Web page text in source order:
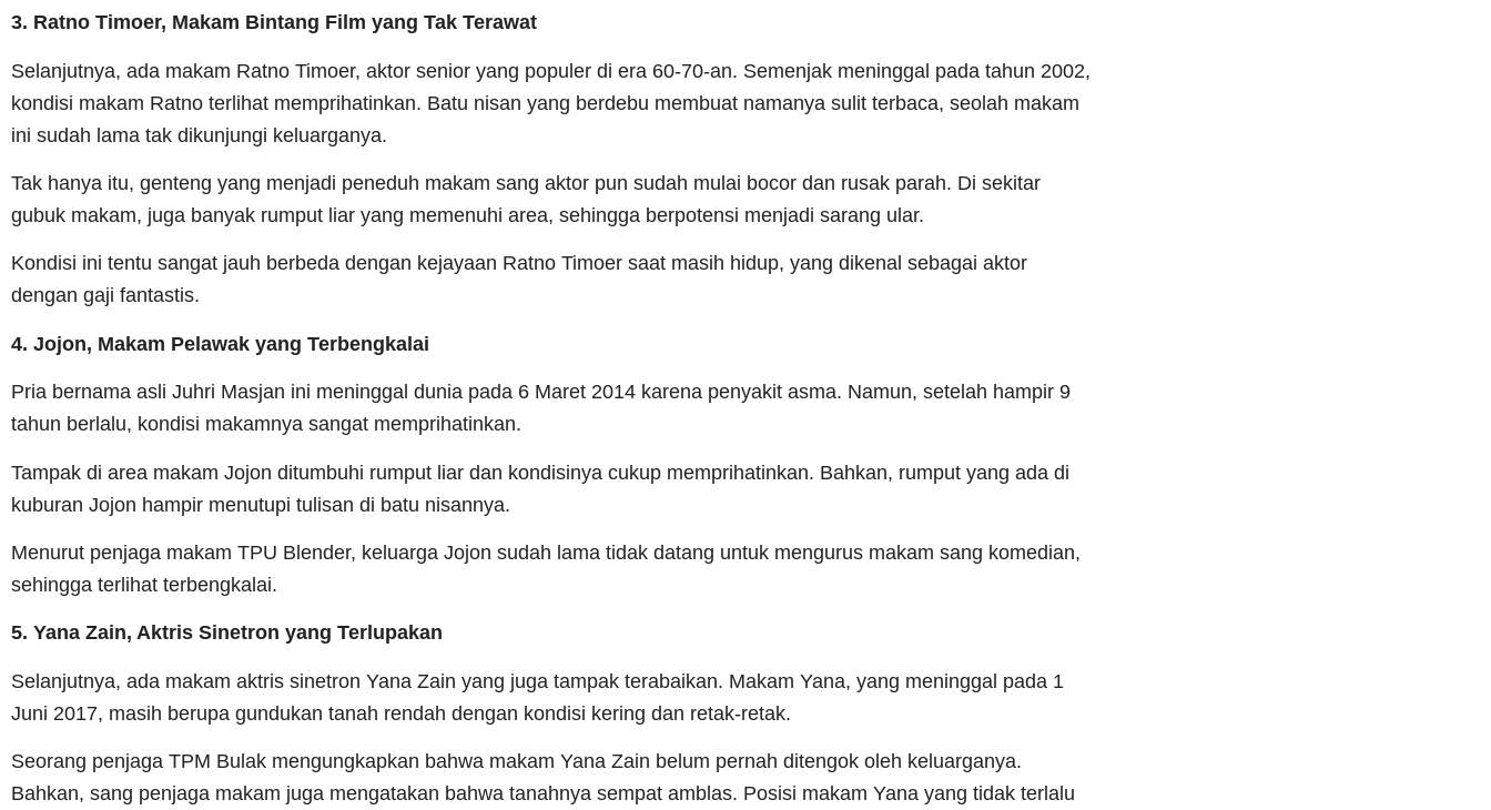
3. Ratno Timoer, Makam Bintang Film yang Tak Terawat
Selanjutnya, ada makam Ratno Timoer, aktor senior yang populer di era 60-70-an. Semenjak meninggal pada tahun 2002,
kondisi makam Ratno terlihat memprihatinkan. Batu nisan yang berdebu membuat namanya sulit terbaca, seolah makam
ini sudah lama tak dikunjungi keluarganya.
Tak hanya itu, genteng yang menjadi peneduh makam sang aktor pun sudah mulai bocor dan rusak parah. Di sekitar
gubuk makam, juga banyak rumput liar yang memenuhi area, sehingga berpotensi menjadi sarang ular.
Kondisi ini tentu sangat jauh berbeda dengan kejayaan Ratno Timoer saat masih hidup, yang dikenal sebagai aktor
dengan gaji fantastis.
4. Jojon, Makam Pelawak yang Terbengkalai
Pria bernama asli Juhri Masjan ini meninggal dunia pada 6 Maret 2014 karena penyakit asma. Namun, setelah hampir 9
tahun berlalu, kondisi makamnya sangat memprihatinkan.
Tampak di area makam Jojon ditumbuhi rumput liar dan kondisinya cukup memprihatinkan. Bahkan, rumput yang ada di
kuburan Jojon hampir menutupi tulisan di batu nisannya.
Menurut penjaga makam TPU Blender, keluarga Jojon sudah lama tidak datang untuk mengurus makam sang komedian,
sehingga terlihat terbengkalai.
5. Yana Zain, Aktris Sinetron yang Terlupakan
Selanjutnya, ada makam aktris sinetron Yana Zain yang juga tampak terabaikan. Makam Yana, yang meninggal pada 1
Juni 2017, masih berupa gundukan tanah rendah dengan kondisi kering dan retak-retak.
Seorang penjaga TPM Bulak mengungkapkan bahwa makam Yana Zain belum pernah ditengok oleh keluarganya.
Bahkan, sang penjaga makam juga mengatakan bahwa tanahnya sempat amblas. Posisi makam Yana yang tidak terlalu